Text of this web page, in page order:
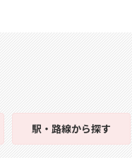
駅・路線から探す